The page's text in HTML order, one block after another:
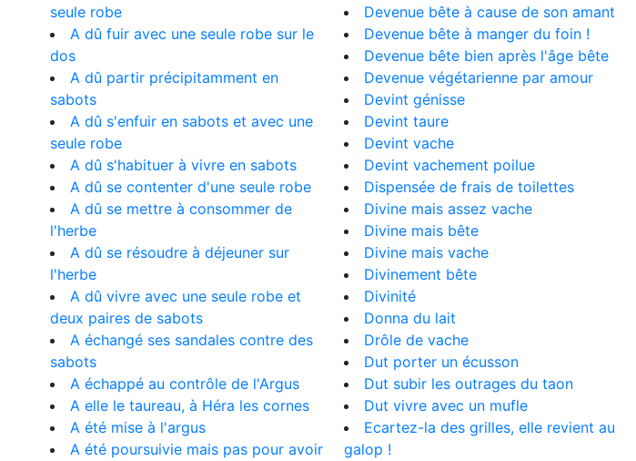
seule robe
A dû fuir avec une seule robe sur le
dos
A dû partir précipitamment en
sabots
A dû s'enfuir en sabots et avec une
seule robe
A dû s'habituer à vivre en sabots
A dû se contenter d'une seule robe
A dû se mettre à consommer de
l'herbe
A dû se résoudre à déjeuner sur
l'herbe
A dû vivre avec une seule robe et
deux paires de sabots
A échangé ses sandales contre des
sabots
A échappé au contrôle de l'Argus
A elle le taureau, à Héra les cornes
A été mise à l'argus
A été poursuivie mais pas pour avoir
Devenue bête à cause de son amant
Devenue bête à manger du foin !
Devenue bête bien après l'âge bête
Devenue végétarienne par amour
Devint génisse
Devint taure
Devint vache
Devint vachement poilue
Dispensée de frais de toilettes
Divine mais assez vache
Divine mais bête
Divine mais vache
Divinement bête
Divinité
Donna du lait
Drôle de vache
Dut porter un écusson
Dut subir les outrages du taon
Dut vivre avec un mufle
Ecartez-la des grilles, elle revient au
galop !